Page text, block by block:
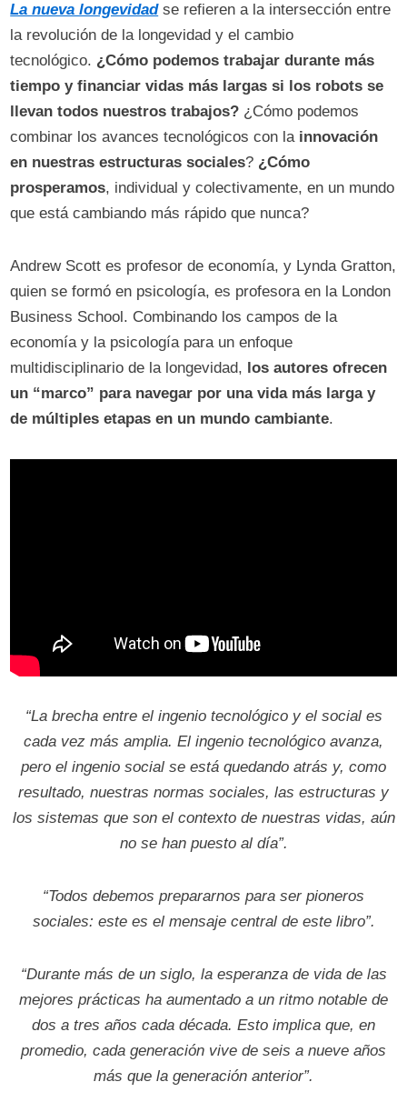
La nueva longevidadse refieren a la intersección entre
la revolución de la longevidad y el cambio
tecnológico. ¿Cómo podemos trabajar durante más
tiempo y financiar vidas más largas si los robots se
llevan todos nuestros trabajos? ¿Cómo podemos
combinar los avances tecnológicos con la innovación
en nuestras estructuras sociales? ¿Cómo
prosperamos, individual y colectivamente, en un mundo
que está cambiando más rápido que nunca?
Andrew Scott es profesor de economía, y Lynda Gratton,
quien se formó en psicología, es profesora en la London
Business School. Combinando los campos de la
economía y la psicología para un enfoque
multidisciplinario de la longevidad, los autores ofrecen
un “marco” para navegar por una vida más larga y
de múltiples etapas en un mundo cambiante.
“La brecha entre el ingenio tecnológico y el social es
cada vez más amplia. El ingenio tecnológico avanza,
pero el ingenio social se está quedando atrás y, como
resultado, nuestras normas sociales, las estructuras y
los sistemas que son el contexto de nuestras vidas, aún
no se han puesto al día”.
“Todos debemos prepararnos para ser pioneros
sociales: este es el mensaje central de este libro”.
“Durante más de un siglo, la esperanza de vida de las
mejores prácticas ha aumentado a un ritmo notable de
dos a tres años cada década. Esto implica que, en
promedio, cada generación vive de seis a nueve años
más que la generación anterior”.